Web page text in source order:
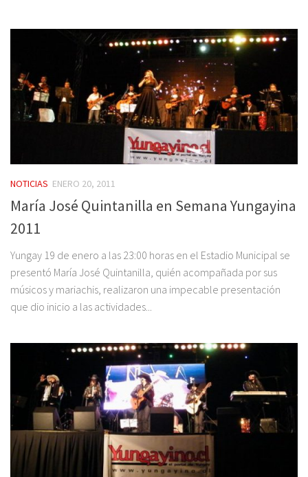
NOTICIAS ENERO 20, 2011
María José Quintanilla en Semana Yungayina
2011
Yungay 19 de enero a las 23:00 horas en el Estadio Municipal se
presentó María José Quintanilla, quién acompañada por sus
músicos y mariachis, realizaron una impecable presentación
que dio inicio a las actividades...